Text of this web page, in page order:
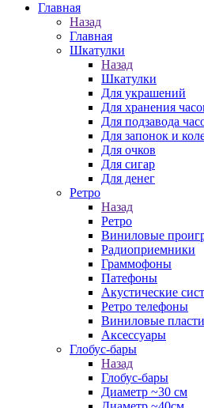
Главная
Назад
Главная
Шкатулки
Назад
Шкатулки
Для украшений
Для хранения
Для подзавода
Для запонок и
Для очков
Для сигар
Для денег
Ретро
Назад
Ретро
Виниловые
Радиоприемники
Граммофоны
Патефоны
Акустические
Ретро телефоны
Виниловые
Аксессуары
Глобус-бары
Назад
Глобус-бары
Диаметр ~30 см